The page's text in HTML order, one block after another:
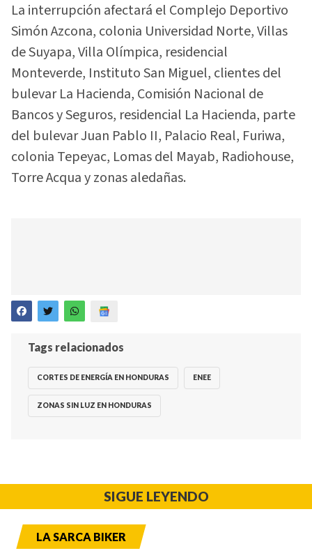
La interrupción afectará el Complejo Deportivo
Simón Azcona, colonia Universidad Norte, Villas
de Suyapa, Villa Olímpica, residencial
Monteverde, Instituto San Miguel, clientes del
bulevar La Hacienda, Comisión Nacional de
Bancos y Seguros, residencial La Hacienda, parte
del bulevar Juan Pablo II, Palacio Real, Furiwa,
colonia Tepeyac, Lomas del Mayab, Radiohouse,
Torre Acqua y zonas aledañas.
Tags relacionados
CORTES DE ENERGÍA EN HONDURAS ENEE
ZONAS SIN LUZ EN HONDURAS
SIGUE LEYENDO
LA SARCA BIKER